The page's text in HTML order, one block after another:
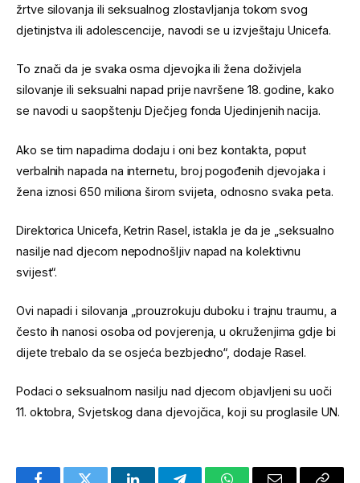
žrtve silovanja ili seksualnog zlostavljanja tokom svog
djetinjstva ili adolescencije, navodi se u izvještaju Unicefa.
To znači da je svaka osma djevojka ili žena doživjela
silovanje ili seksualni napad prije navršene 18. godine, kako
se navodi u saopštenju Dječjeg fonda Ujedinjenih nacija.
Ako se tim napadima dodaju i oni bez kontakta, poput
verbalnih napada na internetu, broj pogođenih djevojaka i
žena iznosi 650 miliona širom svijeta, odnosno svaka peta.
Direktorica Unicefa, Ketrin Rasel, istakla je da je „seksualno
nasilje nad djecom nepodnošljiv napad na kolektivnu
svijest“.
Ovi napadi i silovanja „prouzrokuju duboku i trajnu traumu, a
često ih nanosi osoba od povjerenja, u okruženjima gdje bi
dijete trebalo da se osjeća bezbjedno“, dodaje Rasel.
Podaci o seksualnom nasilju nad djecom objavljeni su uoči
11. oktobra, Svjetskog dana djevojčica, koji su proglasile UN.